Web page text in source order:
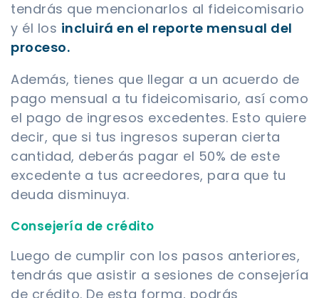
tendrás que mencionarlos al fideicomisario
y él los incluirá en el reporte mensual del
proceso.
Además, tienes que llegar a un acuerdo de
pago mensual a tu fideicomisario, así como
el pago de ingresos excedentes. Esto quiere
decir, que si tus ingresos superan cierta
cantidad, deberás pagar el 50% de este
excedente a tus acreedores, para que tu
deuda disminuya.
Consejería de crédito
Luego de cumplir con los pasos anteriores,
tendrás que asistir a sesiones de consejería
de crédito. De esta forma, podrás